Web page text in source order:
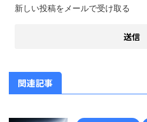
新しい投稿をメールで受け取る
関連記事